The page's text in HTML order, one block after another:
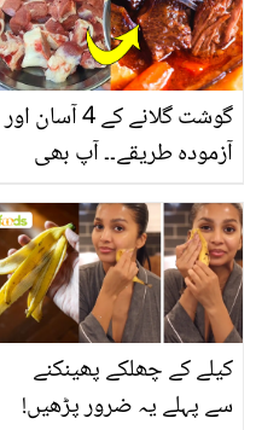
گوشت گلانے کے 4 آسان اور
آزمودہ طریقے۔۔ آپ بھی
بتائے راز
کیلے کے چھلکے پھینکنے
سے پہلے یہ ضرور پڑھیں!